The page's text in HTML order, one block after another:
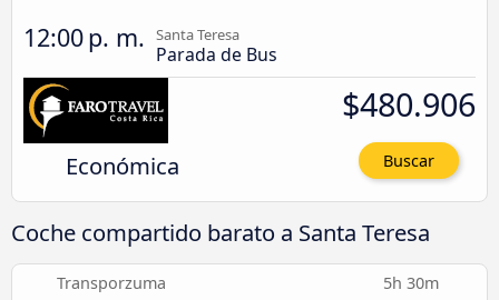
12:00 p. m. Santa Teresa
Parada de Bus
Económica
$480.906
Buscar
Coche compartido barato a Santa Teresa
Transporzuma 5h 30m